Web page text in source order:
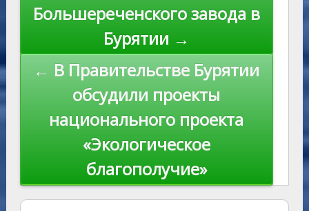
Большереченского завода в
Бурятии →
← В Правительстве Бурятии
обсудили проекты
национального проекта
«Экологическое
благополучие»